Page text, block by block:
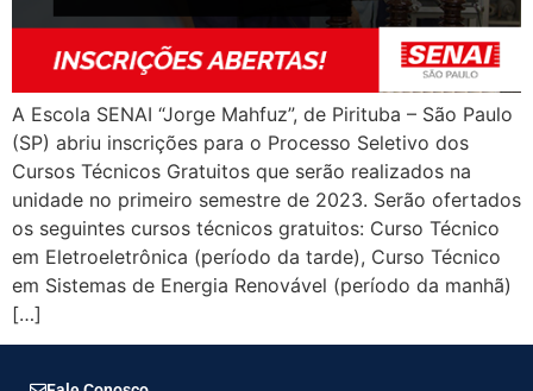
A Escola SENAI “Jorge Mahfuz”, de Pirituba – São Paulo
(SP) abriu inscrições para o Processo Seletivo dos
Cursos Técnicos Gratuitos que serão realizados na
unidade no primeiro semestre de 2023. Serão ofertados
os seguintes cursos técnicos gratuitos: Curso Técnico
em Eletroeletrônica (período da tarde), Curso Técnico
em Sistemas de Energia Renovável (período da manhã)
[…]